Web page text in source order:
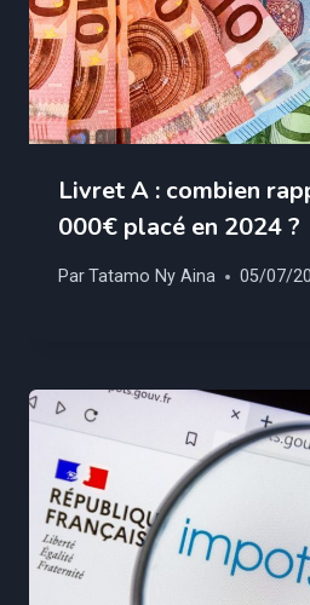
Livret A : combien
000€ placé en 2024 ?
ParTatamo Ny Aina 05/07/